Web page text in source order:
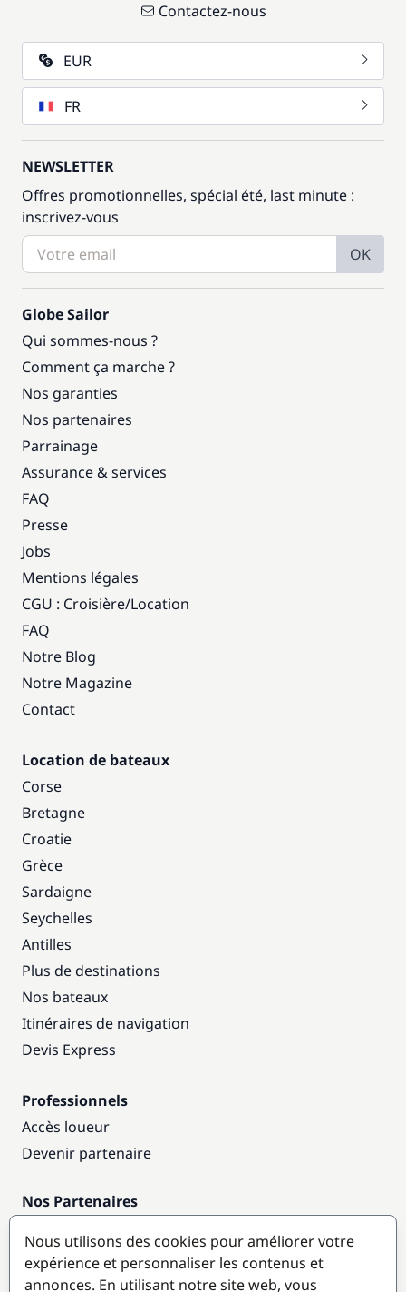
Contactez-nous
EUR
FR
NEWSLETTER
Offres promotionnelles, spécial été, last minute :
inscrivez-vous
OK
Globe Sailor
Qui sommes-nous ?
Comment ça marche ?
Nos garanties
Nos partenaires
Parrainage
Assurance & services
FAQ
Presse
Jobs
Mentions légales
CGU : Croisière/Location
FAQ
Notre Blog
Notre Magazine
Contact
Location de bateaux
Corse
Bretagne
Croatie
Grèce
Sardaigne
Seychelles
Antilles
Plus de destinations
Nos bateaux
Itinéraires de navigation
Devis Express
Professionnels
Accès loueur
Devenir partenaire
Nos Partenaires
Destinations populaires
Nous utilisons des cookies pour améliorer votre
expérience et personnaliser les contenus et
annonces. En utilisant notre site web, vous